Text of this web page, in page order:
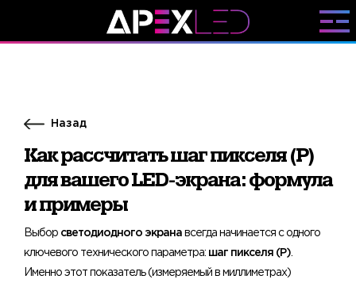
Назад
Как рассчитать шаг пикселя (P)
для вашего LED-экрана: формула
и примеры
Выбор светодиодного экрана всегда начинается с одного
ключевого технического параметра: шаг пикселя (P)
Именно этот показатель (измеряемый в миллиметрах)